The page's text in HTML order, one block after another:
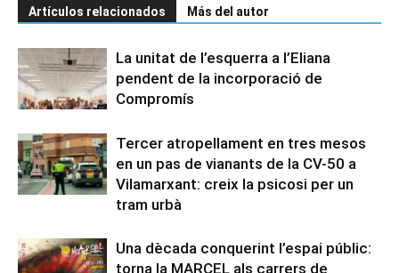
Artículos relacionados Más del autor
La unitat de l’esquerra a l’Eliana
pendent de la incorporació de
Compromís
Tercer atropellament en tres mesos
en un pas de vianants de la CV-50 a
Vilamarxant: creix la psicosi per un
tram urbà
Una dècada conquerint l’espai públic:
torna la MARCEL als carrers de